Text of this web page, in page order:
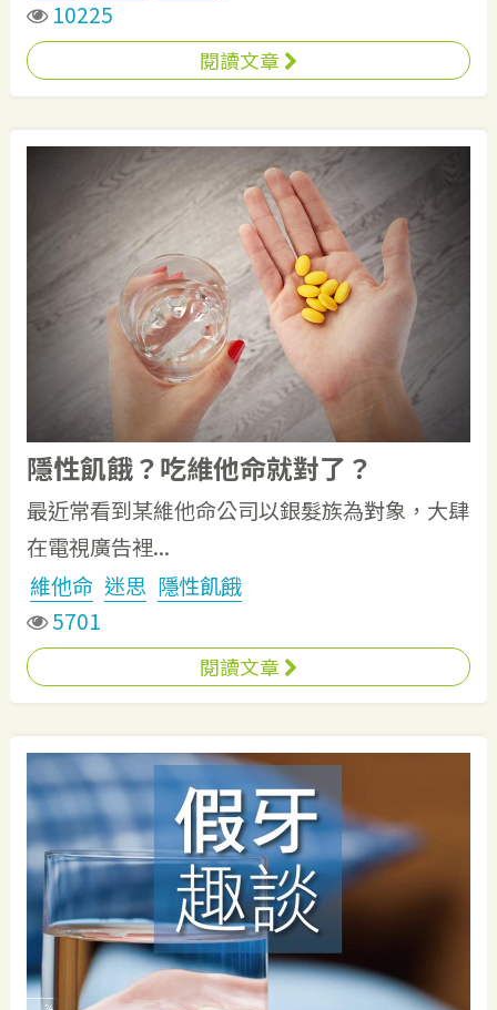
10225
閱讀文章
隱性飢餓？吃維他命就對了？
最近常看到某維他命公司以銀髮族為對象，大肆
在電視廣告裡...
維他命 迷思 隱性飢餓
5701
閱讀文章